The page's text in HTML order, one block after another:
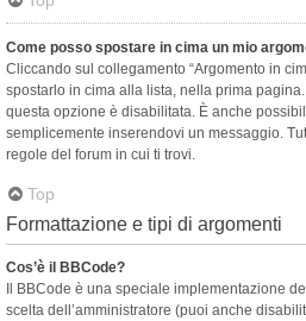
Come posso spostare in cima un mio
Cliccando sul collegamento “Argomento in
spostarlo in cima alla lista, nella prima
questa opzione è disabilitata. È anche
semplicemente inserendovi un messaggio.
regole del forum in cui ti trovi.
Top
Formattazione e tipi di argomenti
Cos’è il BBCode?
Il BBCode è una speciale implementazione
scelta dell’amministratore (puoi anche